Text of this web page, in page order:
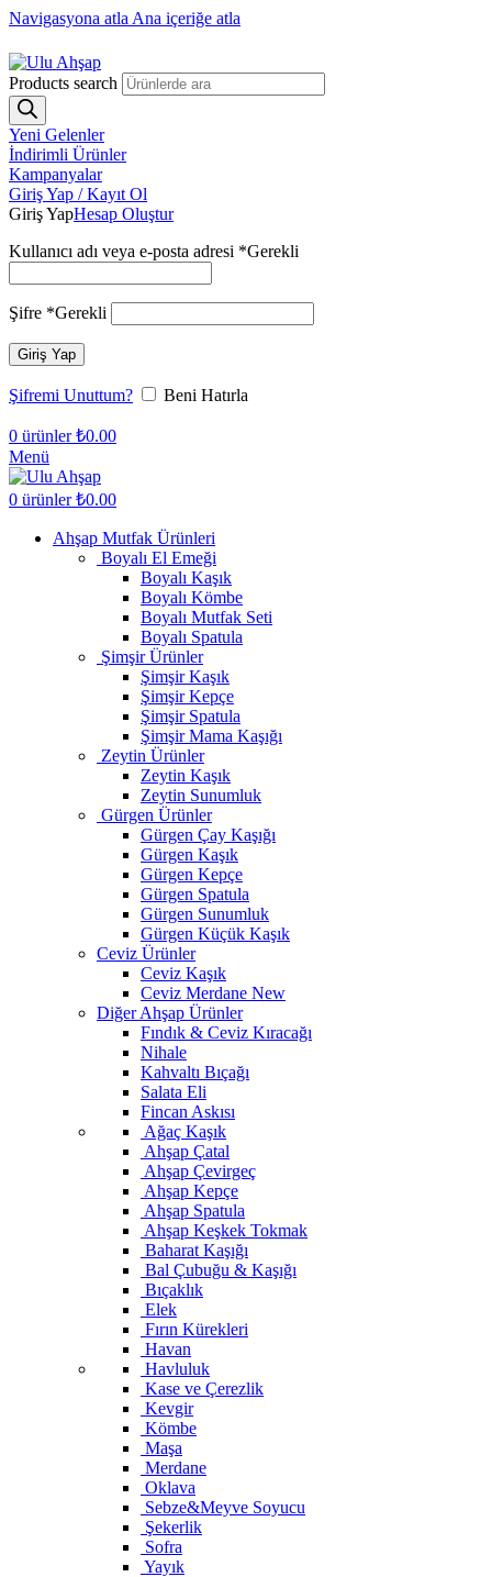
Navigasyona atla Ana içeriğe atla
Products search
Yeni Gelenler
İndirimli Ürünler
Kampanyalar
Giriş Yap / Kayıt Ol
Giriş YapHesap Oluştur
Kullanıcı adı veya e-posta adresi *Gerekli
Şifre *Gerekli
Giriş Yap
Şifremi Unuttum? Beni Hatırla
0 ürünler ₺0.00
Menü
0 ürünler ₺0.00
Ahşap Mutfak Ürünleri
Boyalı El Emeği
Boyalı Kaşık
Boyalı Kömbe
Boyalı Mutfak Seti
Boyalı Spatula
Şimşir Ürünler
Şimşir Kaşık
Şimşir Kepçe
Şimşir Spatula
Şimşir Mama Kaşığı
Zeytin Ürünler
Zeytin Kaşık
Zeytin Sunumluk
Gürgen Ürünler
Gürgen Çay Kaşığı
Gürgen Kaşık
Gürgen Kepçe
Gürgen Spatula
Gürgen Sunumluk
Gürgen Küçük Kaşık
Ceviz Ürünler
Ceviz Kaşık
Ceviz Merdane New
Diğer Ahşap Ürünler
Fındık & Ceviz Kıracağı
Nihale
Kahvaltı Bıçağı
Salata Eli
Fincan Askısı
Ağaç Kaşık
Ahşap Çatal
Ahşap Çevirgeç
Ahşap Kepçe
Ahşap Spatula
Ahşap Keşkek Tokmak
Baharat Kaşığı
Bal Çubuğu & Kaşığı
Bıçaklık
Elek
Fırın Kürekleri
Havan
Havluluk
Kase ve Çerezlik
Kevgir
Kömbe
Maşa
Merdane
Oklava
Sebze&Meyve Soyucu
Şekerlik
Sofra
Yayık